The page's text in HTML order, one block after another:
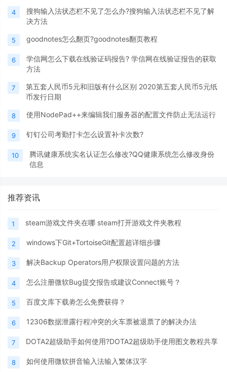
4
搜狗输入法状态栏不见了怎么办?搜狗输入法状态栏不见了解
决方法
5 goodnotes怎么翻页?goodnotes翻页教程
6
学信网怎么下载在线验证码报告? 学信网在线验证报告的获取
方法
7
第五套人民币5元和旧版有什么区别 2020第五套人民币5元纸
币发行日期
8 使用NodePad++来编辑我们服务器的配置文件防止无法运行
9 钉钉公司考勤打卡怎么设置补卡次数?
10
腾讯健康系统实名认证怎么修改?QQ健康系统怎么修改身份
信息
推荐资讯
1 steam游戏文件夹在哪 steam打开游戏文件夹教程
2 windows下Git+TortoiseGit配置超详细步骤
3 解决Backup Operators用户权限设置问题的方法
4 怎么注册微软Bug提交报告或建议Connect账号？
5 百度文库下载劵怎么免费获得？
6 12306数据泄露行程冲突的火车票被退票了的解决办法
7 DOTA2超级助手如何使用?DOTA2超级助手使用图文教程共享
8 如何使用微软拼音输入法输入繁体汉字